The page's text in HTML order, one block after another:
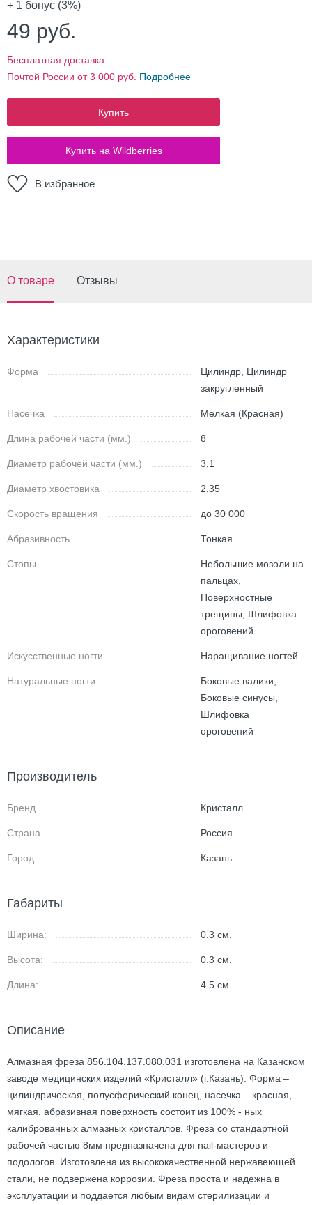
+ 1 бонус (3%)
49 руб.
Бесплатная доставка
Почтой России от 3 000 руб. Подробнее
Купить
Купить на Wildberries
В избранное
О товаре Отзывы
Характеристики
Форма
Цилиндр, Цилиндр
закругленный
Насечка Мелкая (Красная)
Длина рабочей части (мм.) 8
Диаметр рабочей части (мм.) 3,1
Диаметр хвостовика 2,35
Скорость вращения до 30 000
Абразивность Тонкая
Стопы
Небольшие мозоли на
пальцах,
Поверхностные
трещины, Шлифовка
ороговений
Искусственные ногти Наращивание ногтей
Натуральные ногти
Боковые валики,
Боковые синусы,
Шлифовка
ороговений
Производитель
Бренд Кристалл
Страна Россия
Город Казань
Габариты
Ширина: 0.3см.
Высота: 0.3см.
Длина: 4.5см.
Описание
Алмазная фреза 856.104.137.080.031 изготовлена на Казанском
заводе медицинских изделий «Кристалл» (г.Казань). Форма –
цилиндрическая, полусферический конец, насечка – красная,
мягкая, абразивная поверхность состоит из 100% - ных
калиброванных алмазных кристаллов. Фреза со стандартной
рабочей частью 8мм предназначена для nail-мастеров и
подологов. Изготовлена из высококачественной нержавеющей
стали, не подвержена коррозии. Фреза проста и надежна в
эксплуатации и поддается любым видам стерилизации и